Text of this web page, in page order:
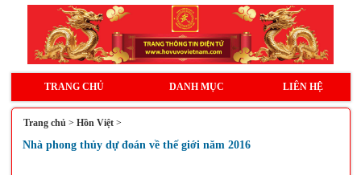
TRANG CHỦ DANH MỤC LIÊN HỆ
Trang chủ > Hồn Việt>
Nhà phong thủy dự đoán về thế giới năm 2016